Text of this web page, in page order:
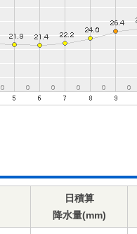
日積算
降水量(mm)